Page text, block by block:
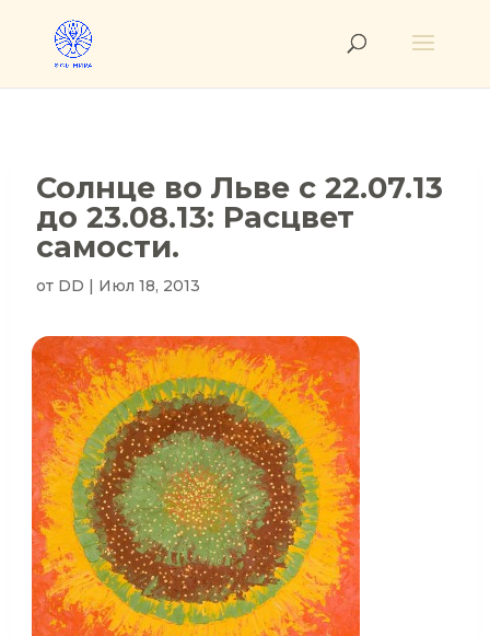
Солнце во Льве с 22.07.13
до 23.08.13: Расцвет
самости.
от DD | Июл 18, 2013